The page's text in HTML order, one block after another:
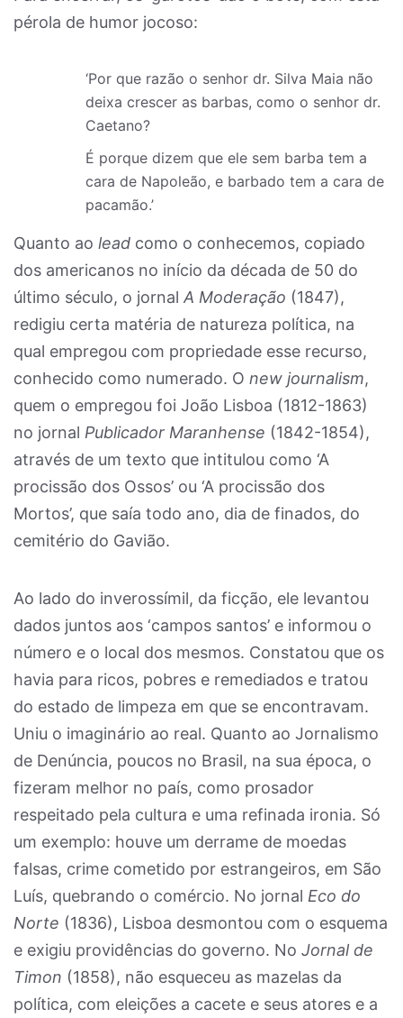
pérola de humor jocoso:
‘Por que razão o senhor dr. Silva Maia não
deixa crescer as barbas, como o senhor dr.
Caetano?
É porque dizem que ele sem barba tem a
cara de Napoleão, e barbado tem a cara de
pacamão.’
Quanto ao lead como o conhecemos, copiado
dos americanos no início da década de 50 do
último século, o jornal A Moderação (1847),
redigiu certa matéria de natureza política, na
qual empregou com propriedade esse recurso,
conhecido como numerado. O new journalism,
quem o empregou foi João Lisboa (1812-1863)
no jornal Publicador Maranhense (1842-1854),
através de um texto que intitulou como ‘A
procissão dos Ossos’ ou ‘A procissão dos
Mortos’, que saía todo ano, dia de finados, do
cemitério do Gavião.
Ao lado do inverossímil, da ficção, ele levantou
dados juntos aos ‘campos santos’ e informou o
número e o local dos mesmos. Constatou que os
havia para ricos, pobres e remediados e tratou
do estado de limpeza em que se encontravam.
Uniu o imaginário ao real. Quanto ao Jornalismo
de Denúncia, poucos no Brasil, na sua época, o
fizeram melhor no país, como prosador
respeitado pela cultura e uma refinada ironia. Só
um exemplo: houve um derrame de moedas
falsas, crime cometido por estrangeiros, em São
Luís, quebrando o comércio. No jornal Eco do
Norte (1836), Lisboa desmontou com o esquema
e exigiu providências do governo. No Jornal de
Timon (1858), não esqueceu as mazelas da
política, com eleições a cacete e seus atores e a